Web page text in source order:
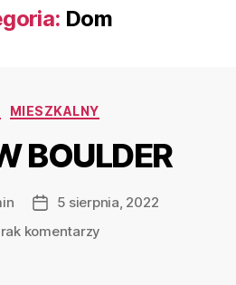
Dom
MIESZKALNY
BOULDER
5 sierpnia, 2022
komentarzy